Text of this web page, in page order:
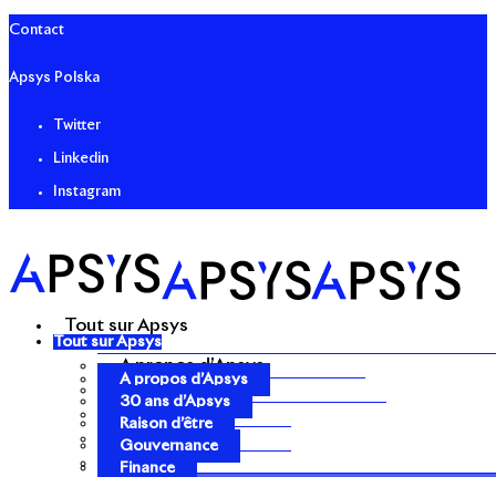
Contact
Apsys Polska
Twitter
Linkedin
Instagram
Tout sur Apsys
A propos d’Apsys
30 ans d’Apsys
Raison d’être
Gouvernance
Finance
Tout sur Apsys
A propos d’Apsys
30 ans d’Apsys
Raison d’être
Gouvernance
Finance